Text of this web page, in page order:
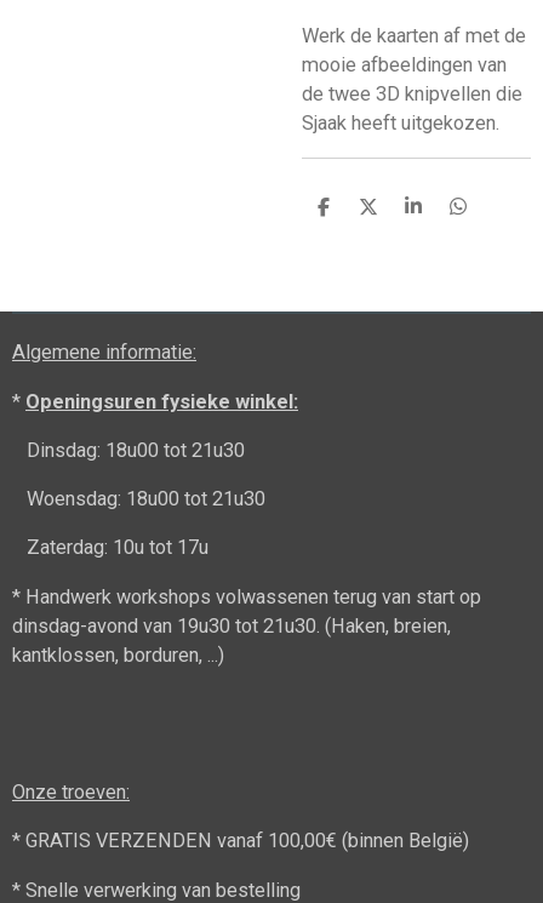
Werk de kaarten af met de
mooie afbeeldingen van
de twee 3D knipvellen die
Sjaak heeft uitgekozen.
D
D
S
D
Algemene informatie:
* Openingsuren fysieke winkel:
Dinsdag: 18u00 tot 21u30
Woensdag: 18u00 tot 21u30
Zaterdag: 10u tot 17u
* Handwerk workshops volwassenen terug van start op
dinsdag-avond van 19u30 tot 21u30. (Haken, breien,
kantklossen, borduren, ...)
Onze troeven:
* GRATIS VERZENDEN vanaf 100,00€ (binnen België)
* Snelle verwerking van bestelling